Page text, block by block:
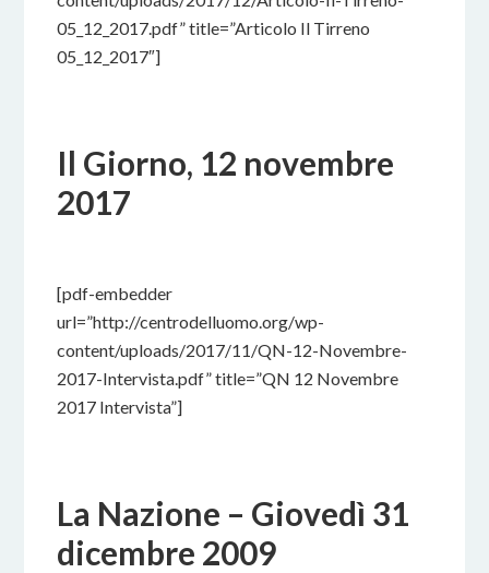
05_12_2017.pdf” title=”Articolo Il Tirreno
05_12_2017″]
Il Giorno, 12 novembre
2017
[pdf-embedder
url=”http://centrodelluomo.org/wp-
content/uploads/2017/11/QN-12-Novembre-
2017-Intervista.pdf” title=”QN 12 Novembre
2017 Intervista”]
La Nazione – Giovedì 31
dicembre 2009